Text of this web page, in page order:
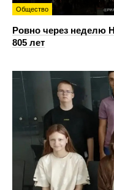
Общество
Ровно через неделю
805 лет